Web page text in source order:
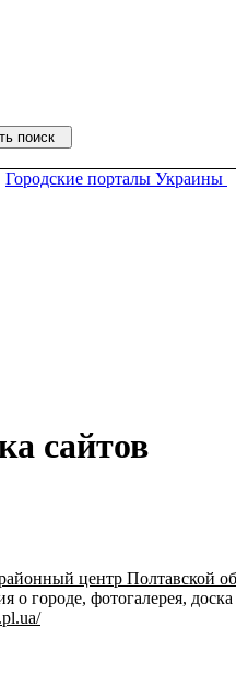
Городские порталы Украины
сайтов
центр Полтавской
о городе, фотогалерея,